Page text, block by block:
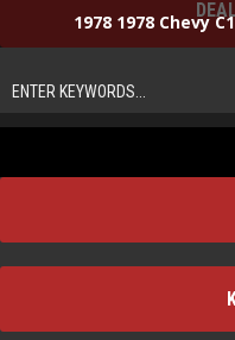
1978 1978 Chevy